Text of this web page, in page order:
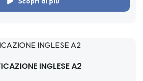
INGLESE A2